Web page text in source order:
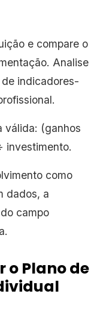
e compare o
Analise
indicadores-
válida: (ganhos
investimento.
como
dados, a
campo
Plano de